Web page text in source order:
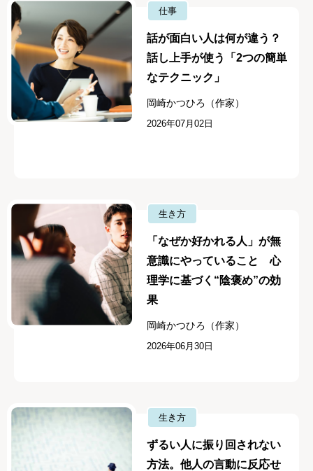
仕事
話が面白い人は何が違う？
話し上手が使う「2つの簡単
なテクニック」
岡崎かつひろ（作家）
2026年07月02日
生き方
「なぜか好かれる人」が無
意識にやっていること 心
理学に基づく“陰褒め”の効
果
岡崎かつひろ（作家）
2026年06月30日
生き方
ずるい人に振り回されない
方法。他人の言動に反応せ